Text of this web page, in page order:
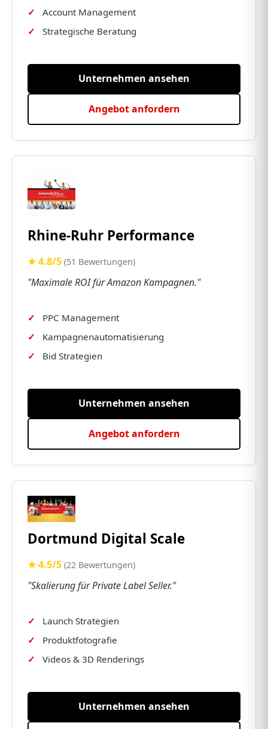
Account Management
Strategische Beratung
Unternehmen ansehen
Angebot anfordern
Rhine-Ruhr Performance
★ 4.8/5 (51 Bewertungen)
"Maximale ROI für Amazon Kampagnen."
PPC Management
Kampagnenautomatisierung
Bid Strategien
Unternehmen ansehen
Angebot anfordern
Dortmund Digital Scale
★ 4.5/5 (22 Bewertungen)
"Skalierung für Private Label Seller."
Launch Strategien
Produktfotografie
Videos & 3D Renderings
Unternehmen ansehen